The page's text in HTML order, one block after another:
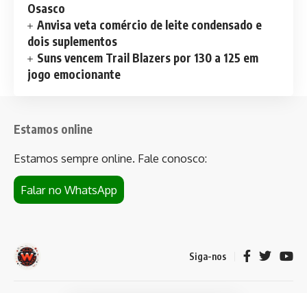
Osasco
Anvisa veta comércio de leite condensado e
dois suplementos
Suns vencem Trail Blazers por 130 a 125 em
jogo emocionante
Estamos online
Estamos sempre online. Fale conosco:
Falar no WhatsApp
Siga-nos